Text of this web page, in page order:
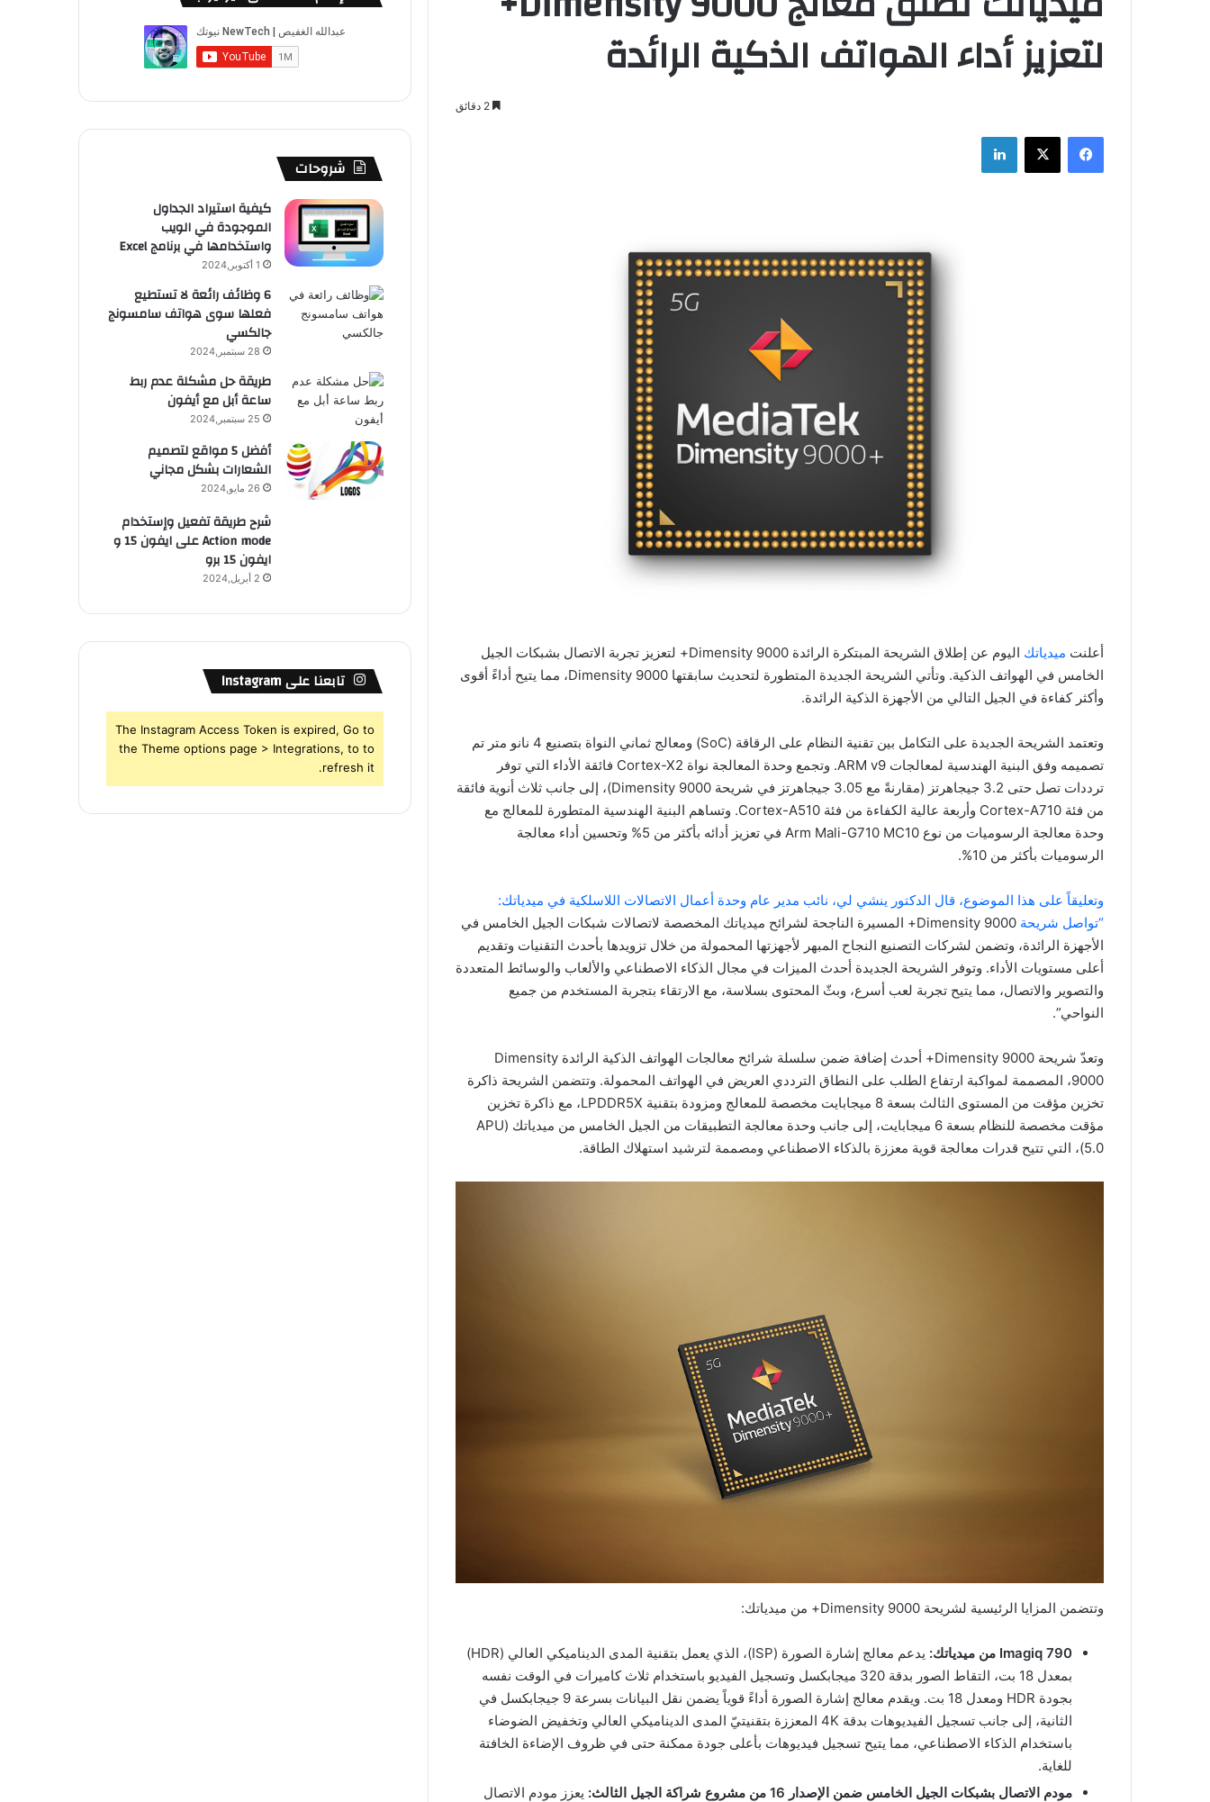
لتعزيز أداء الهواتف الذكية الرائدة
فيسبوك ‫X لينكدإن
أعلنت ميدياتك
اليوم عن إطلاق الشريحة المبتكرة الرائدة Dimensity 9000+ لتعزيز تجربة الاتصال بشبكات الجيل
الخامس في الهواتف الذكية. وتأتي الشريحة الجديدة المتطورة لتحديث سابقتها Dimensity 9000، مما يتيح أداءً أقوى
وأكثر كفاءة في الجيل التالي من الأجهزة الذكية الرائدة.
وتعتمد الشريحة الجديدة على التكامل بين تقنية النظام على الرقاقة (SoC) ومعالج ثماني النواة بتصنيع 4 نانو متر تم
تصميمه وفق البنية الهندسية لمعالجات ARM v9. وتجمع وحدة المعالجة نواة Cortex-X2 فائقة الأداء التي توفر
ترددات تصل حتى 3.2 جيجاهرتز (مقارنةً مع 3.05 جيجاهرتز في شريحة Dimensity 9000)، إلى جانب ثلاث أنوية فائقة
من فئة Cortex-A710 وأربعة عالية الكفاءة من فئة Cortex-A510. وتساهم البنية الهندسية المتطورة للمعالج مع
وحدة معالجة الرسوميات من نوع Arm Mali-G710 MC10 في تعزيز أدائه بأكثر من 5% وتحسين أداء معالجة
الرسوميات بأكثر من 10%.
وتعليقاً على هذا الموضوع، قال الدكتور ينشي لي، نائب مدير عام وحدة أعمال الاتصالات اللاسلكية في ميدياتك:
“تواصل شريحة
Dimensity 9000+ المسيرة الناجحة لشرائح ميدياتك المخصصة لاتصالات شبكات الجيل الخامس في
الأجهزة الرائدة، وتضمن لشركات التصنيع النجاح المبهر لأجهزتها المحمولة من خلال تزويدها بأحدث التقنيات وتقديم
أعلى مستويات الأداء. وتوفر الشريحة الجديدة أحدث الميزات في مجال الذكاء الاصطناعي والألعاب والوسائط المتعددة
والتصوير والاتصال، مما يتيح تجربة لعب أسرع، وبثّ المحتوى بسلاسة، مع الارتقاء بتجربة المستخدم من جميع
النواحي”.
وتعدّ شريحة Dimensity 9000+ أحدث إضافة ضمن سلسلة شرائح معالجات الهواتف الذكية الرائدة Dimensity
9000، المصممة لمواكبة ارتفاع الطلب على النطاق الترددي العريض في الهواتف المحمولة. وتتضمن الشريحة ذاكرة
تخزين مؤقت من المستوى الثالث بسعة 8 ميجابايت مخصصة للمعالج ومزودة بتقنية LPDDR5X، مع ذاكرة تخزين
مؤقت مخصصة للنظام بسعة 6 ميجابايت، إلى جانب وحدة معالجة التطبيقات من الجيل الخامس من ميدياتك (APU
5.0)، التي تتيح قدرات معالجة قوية معززة بالذكاء الاصطناعي ومصممة لترشيد استهلاك الطاقة.
وتتضمن المزايا الرئيسية لشريحة Dimensity 9000+ من ميدياتك:
Imagiq 790 من ميدياتك:
يدعم معالج إشارة الصورة (ISP)، الذي يعمل بتقنية المدى الديناميكي العالي (HDR)
بمعدل 18 بت، التقاط الصور بدقة 320 ميجابكسل وتسجيل الفيديو باستخدام ثلاث كاميرات في الوقت نفسه
بجودة HDR ومعدل 18 بت. ويقدم معالج إشارة الصورة أداءً قوياً يضمن نقل البيانات بسرعة 9 جيجابكسل في
الثانية، إلى جانب تسجيل الفيديوهات بدقة 4K المعززة بتقنيتيّ المدى الديناميكي العالي وتخفيض الضوضاء
باستخدام الذكاء الاصطناعي، مما يتيح تسجيل فيديوهات بأعلى جودة ممكنة حتى في ظروف الإضاءة الخافتة
للغاية.
مودم الاتصال بشبكات الجيل الخامس ضمن الإصدار 16 من مشروع شراكة الجيل الثالث:
يعزز مودم الاتصال
شروحات
كيفية استيراد الجداول
الموجودة في الويب
واستخدامها في برنامج Excel
1 أكتوبر,2024
6 وظائف رائعة لا تستطيع
فعلها سوى هواتف سامسونج
جالكسي
28 سبتمبر,2024
طريقة حل مشكلة عدم ربط
ساعة أبل مع أيفون
25 سبتمبر,2024
أفضل 5 مواقع لتصميم
الشعارات بشكل مجاني
26 مايو,2024
شرح طريقة تفعيل وإستخدام
Action mode على ايفون 15 و
ايفون 15 برو
2 أبريل,2024
تابعنا على Instagram
The Instagram Access Token is expired, Go to
the Theme options page > Integrations, to to
refresh it.